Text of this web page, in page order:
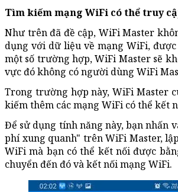
Tìm kiếm mạng WiFi có thể truy
Như trên đã đề cập, WiFi Master
dụng với dữ liệu về mạng WiFi,
một số trường hợp, WiFi Master sẽ
vực đó không có người dùng WiFi
Trong trường hợp này, WiFi Master
kiếm thêm các mạng WiFi có thể kết
Để sử dụng tính năng này, bạn nhấn
phí xung quanh" trên WiFi Master,
WiFi mà bạn có thể kết nối được
chuyển đến đó và kết nối mạng WiFi.